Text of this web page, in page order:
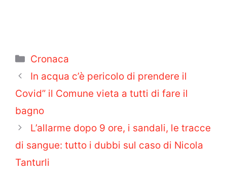
Categorie
Cronaca
In acqua c’è pericolo di prendere il
Covid” il Comune vieta a tutti di fare il
bagno
L’allarme dopo 9 ore, i sandali, le tracce
di sangue: tutto i dubbi sul caso di Nicola
Tanturli